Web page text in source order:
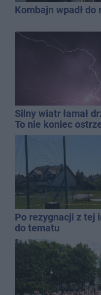
Kombajn wpadł
Silny wiatr łamał
To nie koniec
Po rezygnacji z tej
do tematu